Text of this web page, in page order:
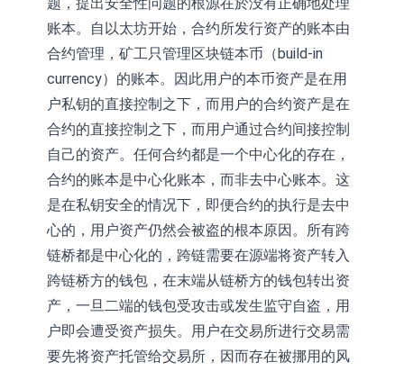
账本。自以太坊开始，合约所发行资产的账本由
合约管理，矿工只管理区块链本币（build-in
currency）的账本。因此用户的本币资产是在用
户私钥的直接控制之下，而用户的合约资产是在
合约的直接控制之下，而用户通过合约间接控制
自己的资产。任何合约都是一个中心化的存在，
合约的账本是中心化账本，而非去中心账本。这
是在私钥安全的情况下，即便合约的执行是去中
心的，用户资产仍然会被盗的根本原因。所有跨
链桥都是中心化的，跨链需要在源端将资产转入
跨链桥方的钱包，在末端从链桥方的钱包转出资
产，一旦二端的钱包受攻击或发生监守自盗，用
户即会遭受资产损失。用户在交易所进行交易需
要先将资产托管给交易所，因而存在被挪用的风